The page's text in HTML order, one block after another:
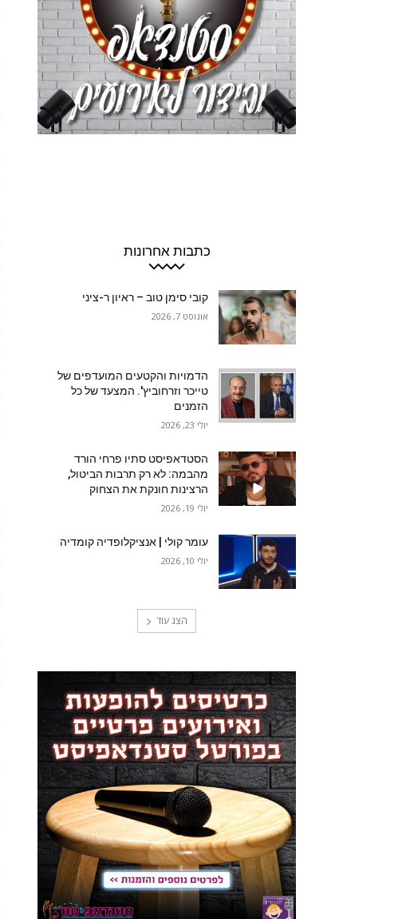
כתבות אחרונות
קובי סימן טוב – ראיון ר-ציני
אוגוסט 7, 2026
הדמויות והקטעים המועדפים של
טייכר וזרחוביץ'. המצעד של כל
הזמנים
יולי 23, 2026
הסטדאפיסט סתיו פרחי הורד
מהבמה: לא רק תרבות הביטול,
הרצינות חונקת את הצחוק
יולי 19, 2026
עומר קולי | אנציקלופדיה קומדיה
יולי 10, 2026
הצג עוד